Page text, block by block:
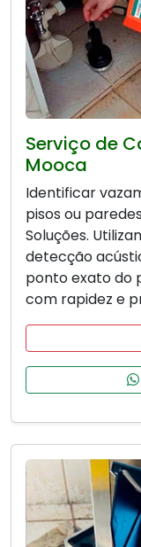
Serviço de
Mooca
Identificar
pisos ou
Soluções.
detecção
ponto exato do
com rapidez e